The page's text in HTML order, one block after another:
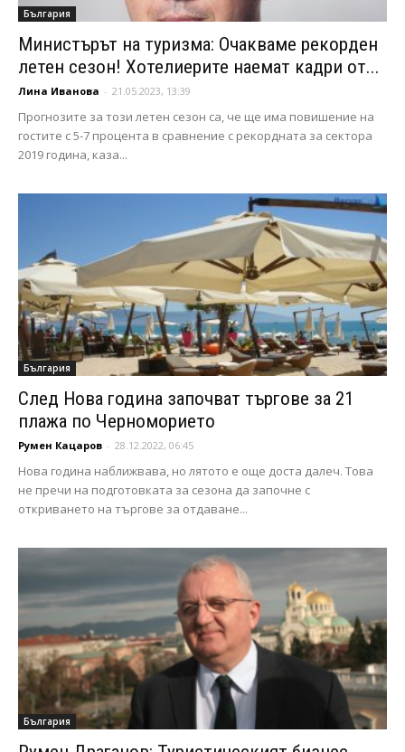
България
Министърът на туризма: Очакваме рекорден
летен сезон! Хотелиерите наемат кадри от...
Лина Иванова - 21.05.2023, 13:39
Прогнозите за този летен сезон са, че ще има повишение на
гостите с 5-7 процента в сравнение с рекордната за сектора
2019 година, каза...
България
След Нова година започват търгове за 21
плажа по Черноморието
Румен Кацаров - 28.12.2022, 06:45
Нова година наближвава, но лятото е още доста далеч. Това
не пречи на подготовката за сезона да започне с
откриването на търгове за отдаване...
България